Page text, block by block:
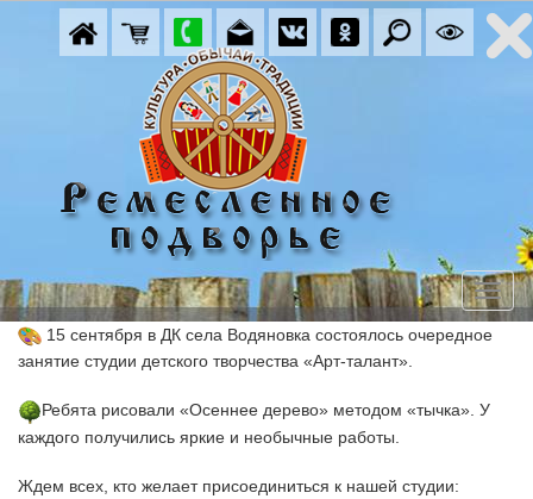
15 сентября в ДК села Водяновка состоялось очередное
занятие студии детского творчества «Арт-талант».
Ребята рисовали «Осеннее дерево» методом «тычка». У
каждого получились яркие и необычные работы.
Ждем всех, кто желает присоединиться к нашей студии: